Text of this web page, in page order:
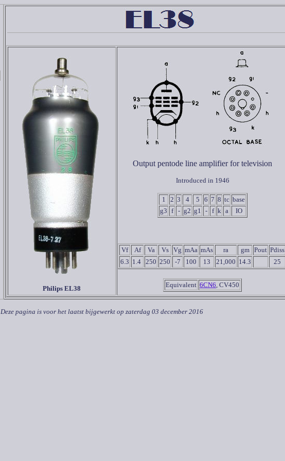
Philips EL38
Output pentode line amplifier for television
Introduced in 1946
1 2 3 4 5 6 7 8 tc base
g3 f - g2 g1 - f k a IO
Vf Af Va Vs Vg mAa mAs ra gm Pout Pdiss
6.3 1.4 250 250 -7 100 13 21,000 14.3 25
Equivalent 6CN6, CV450
Deze pagina is voor het laatst bijgewerkt op zaterdag 03 december 2016